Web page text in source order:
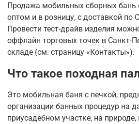
Продажа мобильных сборных бань
оптом и в розницу, с доставкой по
Провести тест-драйв изделия
оффлайн торговых точек в Санкт-
складе (см. страницу «Контакты»).
Что такое походная
Это мобильная баня с печкой,
организации банных процедур на
приусадебном участке, на